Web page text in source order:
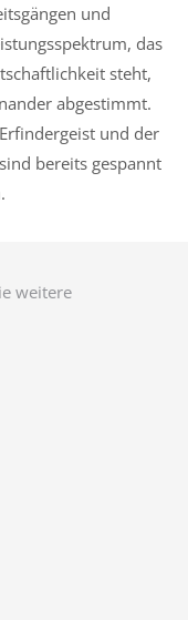
und
das
steht,
abgestimmt.
und der
bereits gespannt
weitere